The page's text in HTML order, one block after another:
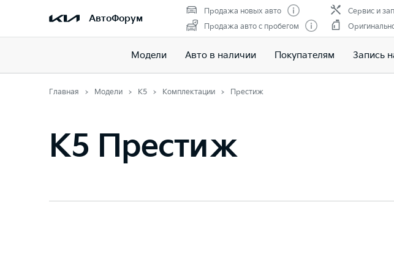
АвтоФорум
Продажа новых авто
Продажа авто с пробегом
Сервис и
Модели Авто в наличии Покупателям Запись
Главная Модели K5 Комплектации Престиж
K5 Престиж